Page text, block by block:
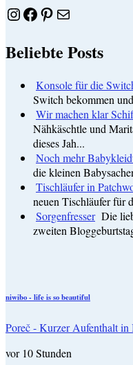
Instagram
Facebook
Pinterest
E-Mail
Beliebte Posts
Konsole für die
Switch bekommen
Wir machen klar
Nähkäschtle und
dieses Jah...
Noch mehr
die kleinen
Tischläufer in
neuen Tischläufer für
Sorgenfresser Die
zweiten
niwibo - life is so beautiful
Poreč - Kurzer Aufenthalt in
vor 10 Stunden